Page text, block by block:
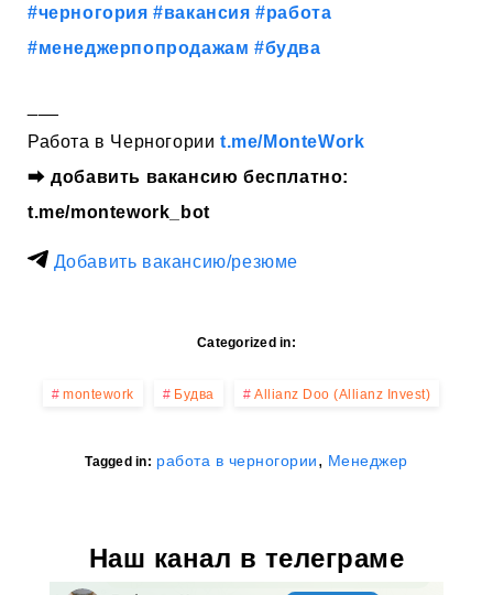
#черногория #вакансия #работа
#менеджерпопродажам #будва
Работа в Черногории t.me/MonteWork
⮕добавить вакансию бесплатно:
t.me/montework_bot
Добавить вакансию/резюме
Categorized in:
montework Будва Allianz Doo (Allianz Invest)
Tagged in: работа в черногории, Менеджер
Наш канал в телеграме